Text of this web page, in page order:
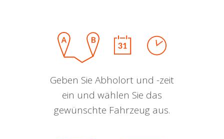
Geben Sie Abholort und -zeit
ein und wählen Sie das
gewünschte Fahrzeug aus.